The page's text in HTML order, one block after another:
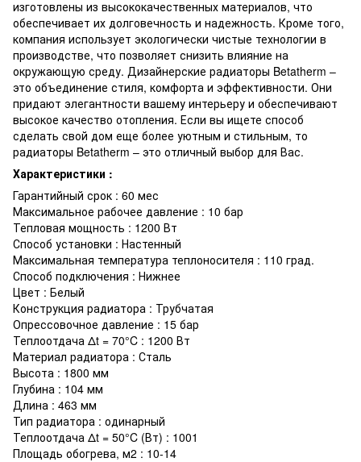
изготовлены из высококачественных материалов, что
обеспечивает их долговечность и надежность. Кроме того,
компания использует экологически чистые технологии в
производстве, что позволяет снизить влияние на
окружающую среду. Дизайнерские радиаторы Betatherm –
это объединение стиля, комфорта и эффективности. Они
придают элегантности вашему интерьеру и обеспечивают
высокое качество отопления. Если вы ищете способ
сделать свой дом еще более уютным и стильным, то
радиаторы Betatherm – это отличный выбор для Вас.
Характеристики :
Гарантийный срок : 60 мес
Максимальное рабочее давление : 10 бар
Тепловая мощность : 1200 Вт
Способ установки : Настенный
Максимальная температура теплоносителя : 110 град.
Способ подключения : Нижнее
Цвет : Белый
Конструкция радиатора : Трубчатая
Опрессовочное давление : 15 бар
Теплоотдача Δt = 70°C : 1200 Вт
Материал радиатора : Сталь
Высота : 1800 мм
Глубина : 104 мм
Длина : 463 мм
Тип радиатора : одинарный
Теплоотдача Δt = 50°C (Вт) : 1001
Площадь обогрева, м2 : 10-14